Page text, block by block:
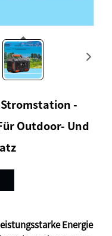
Stromstation -
Outdoor- Und
Energie